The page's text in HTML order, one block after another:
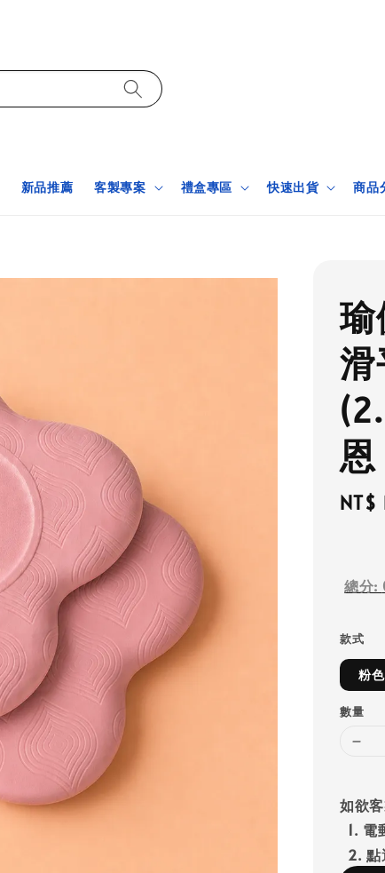
新品推薦 客製專案 禮盒專區 快速出貨 商品
瑜
滑
NT$
總分:
款式
粉色
數量
如欲
1. 電
2. 點